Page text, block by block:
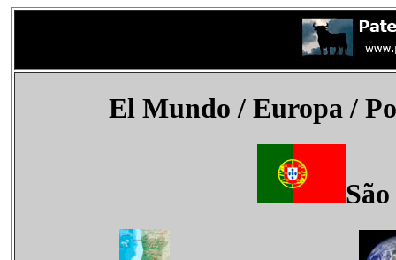
El Mundo/ Europa /